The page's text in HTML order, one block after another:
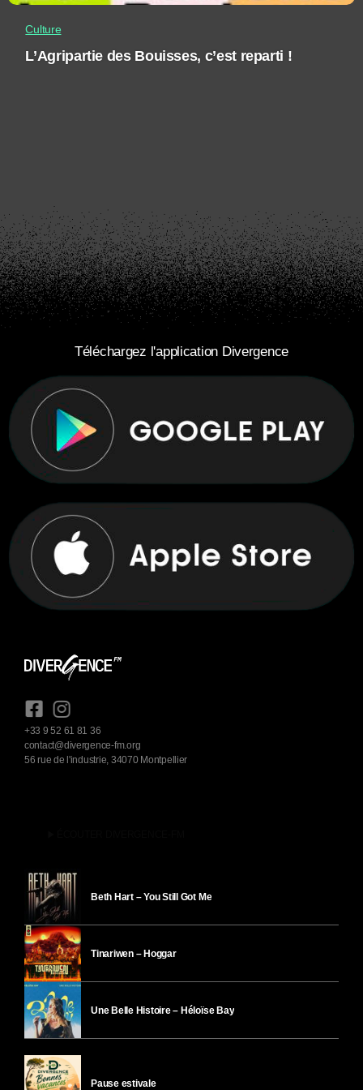
Culture
L’Agripartie des Bouisses, c’est reparti !
Téléchargez l'application Divergence
+33 9 52 61 81 36
contact@divergence-fm.org
56 rue de l'industrie, 34070 Montpellier
Beth Hart – You Still Got Me
Tinariwen – Hoggar
Une Belle Histoire – Héloïse Bay
Pause estivale